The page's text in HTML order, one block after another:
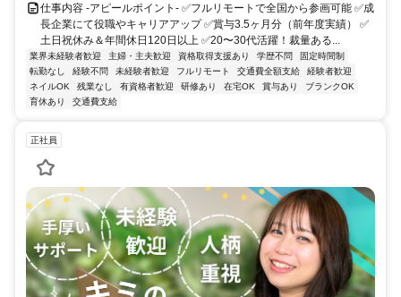
仕事内容 -アピールポイント- ✅フルリモートで全国から参画可能 ✅成
長企業にて役職やキャリアアップ ✅賞与3.5ヶ月分（前年度実績） ✅
土日祝休み＆年間休日120日以上 ✅20〜30代活躍！裁量ある...
業界未経験者歓迎 主婦・主夫歓迎 資格取得支援あり 学歴不問
固定時間制
転勤なし
経験不問 未経験者歓迎 フルリモート 交通費全額支給
経験者歓迎
ネイルOK
残業なし 有資格者歓迎 研修あり 在宅OK 賞与あり
ブランクOK
育休あり
交通費支給
正社員